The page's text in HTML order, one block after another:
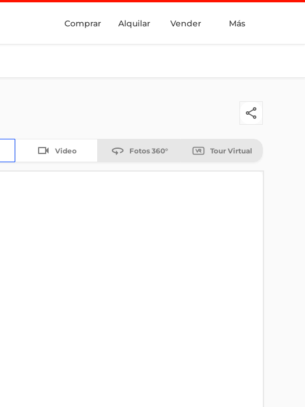
Comprar Alquilar Vender Más
Video Fotos 360° Tour Virtual